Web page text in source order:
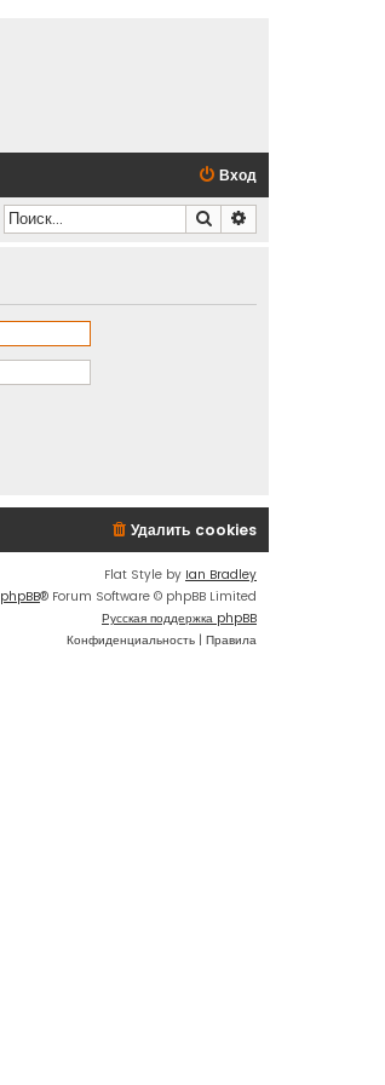
Вход
Поиск
Удалить cookies
Flat Style by Ian Bradley
phpBB® Forum Software © phpBB Limited
Русская поддержка phpBB
Конфиденциальность | Правила